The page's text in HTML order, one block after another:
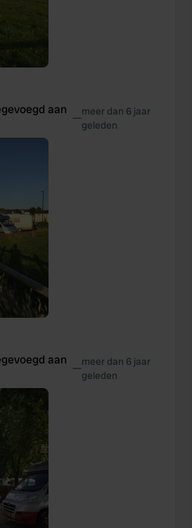
aan
—meer dan 6 jaar
geleden
aan
—meer dan 6 jaar
geleden